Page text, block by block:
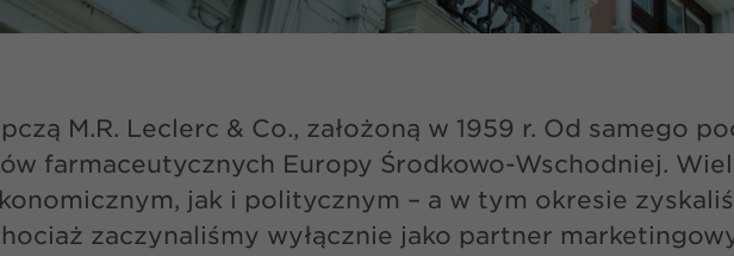
M.R. Leclerc & Co., założoną w 1959 r. Od samego
farmaceutycznych Europy Środkowo-Wschodniej.
jak i politycznym – a w tym okresie
zaczynaliśmy wyłącznie jako partner